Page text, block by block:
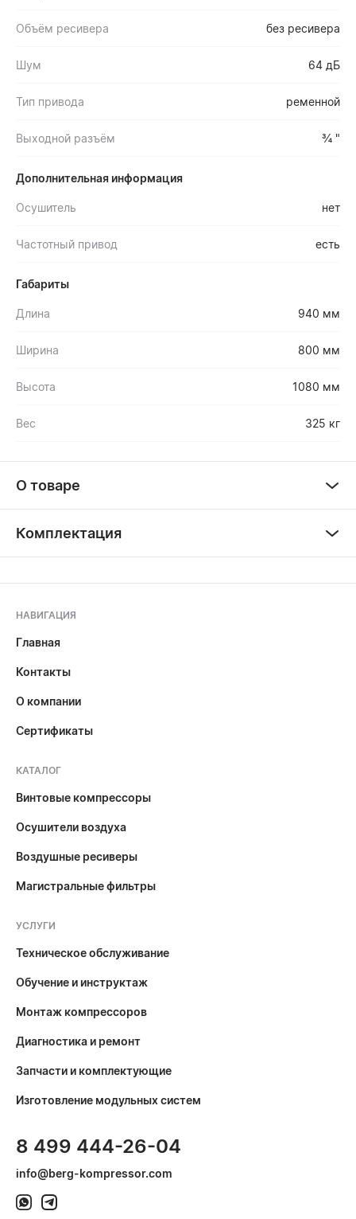
Объём ресивера без ресивера
Шум 64 дБ
Тип привода ременной
Выходной разъём ¾ "
Дополнительная информация
Осушитель нет
Частотный привод есть
Габариты
Длина 940 мм
Ширина 800 мм
Высота 1080 мм
Вес 325 кг
О товаре
Комплектация
НАВИГАЦИЯ
Главная
Контакты
О компании
Сертификаты
КАТАЛОГ
Винтовые компрессоры
Осушители воздуха
Воздушные ресиверы
Магистральные фильтры
УСЛУГИ
Техническое обслуживание
Обучение и инструктаж
Монтаж компрессоров
Диагностика и ремонт
Запчасти и комплектующие
Изготовление модульных систем
8 499 444-26-04
info@berg-kompressor.com